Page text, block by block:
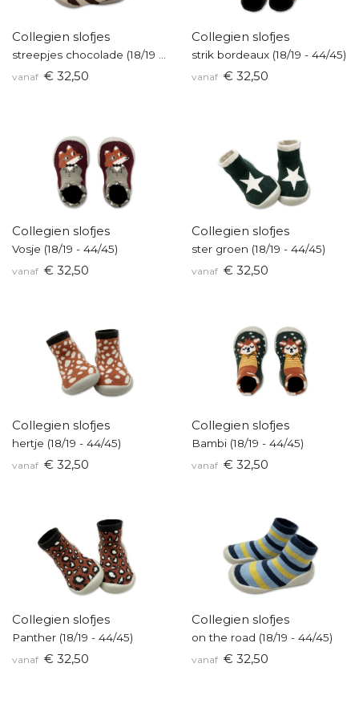
Collegien slofjes
vanaf € 32,50
Collegien slofjes
strik bordeaux (18/19 - 44/45)
vanaf € 32,50
Collegien slofjes
Vosje (18/19 - 44/45)
vanaf € 32,50
Collegien slofjes
ster groen (18/19 - 44/45)
vanaf € 32,50
Collegien slofjes
hertje (18/19 - 44/45)
vanaf € 32,50
Collegien slofjes
Bambi (18/19 - 44/45)
vanaf € 32,50
Collegien slofjes
Panther (18/19 - 44/45)
vanaf € 32,50
Collegien slofjes
on the road (18/19 - 44/45)
vanaf € 32,50